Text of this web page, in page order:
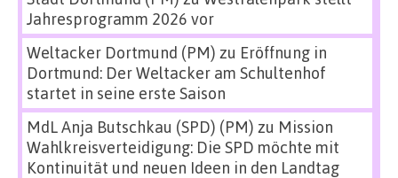
Jahresprogramm 2026 vor
Weltacker Dortmund (PM) zu Eröffnung in
Dortmund: Der Weltacker am Schultenhof
startet in seine erste Saison
MdL Anja Butschkau (SPD) (PM) zu Mission
Wahlkreisverteidigung: Die SPD möchte mit
Kontinuität und neuen Ideen in den Landtag